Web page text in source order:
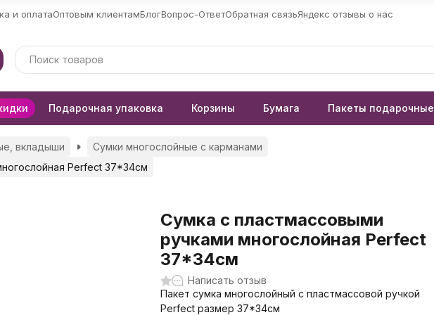
и оплатаОптовым клиентамБлогВопрос-ОтветОбратная связьЯндекс отзывы о нас
Подарочная упаковка Корзины Бумага Пакеты подарочные
вкладыши
Сумки многослойные с карманами
Perfect 37*34см
Сумка с пластмассовыми
ручками многослойная Perfect
37*34см
Написать отзыв
Пакет сумка многослойный с пластмассовой ручкой
Perfect размер 37*34см